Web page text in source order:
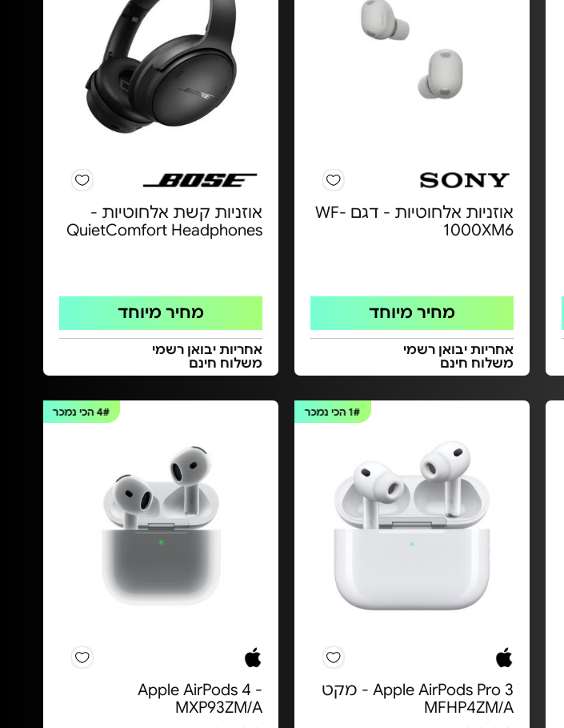
אוזניות אלחוטיות - דגם WF-
1000XM6
מחיר מיוחד
אחריות יבואן רשמי
משלוח חינם
אוזניות קשת אלחוטיות -
QuietComfort Headphones
מחיר מיוחד
אחריות יבואן רשמי
משלוח חינם
1# הכי נמכר
Apple AirPods Pro 3 - מקט
MFHP4ZM/A
4#הכי נמכר
Apple AirPods 4 -
MXP93ZM/A